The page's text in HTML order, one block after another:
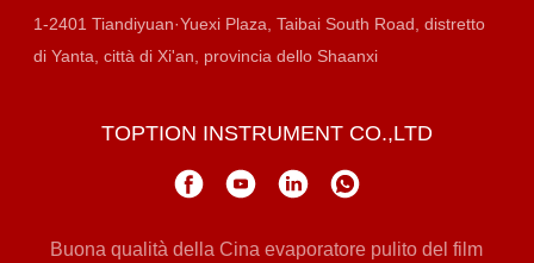
1-2401 Tiandiyuan·Yuexi Plaza, Taibai South Road, distretto
di Yanta, città di Xi'an, provincia dello Shaanxi
TOPTION INSTRUMENT CO.,LTD
Buona qualità della Cina evaporatore pulito del film